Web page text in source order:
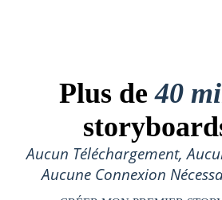
Plus de40
Aucun Téléchargement,
Aucune Connexion